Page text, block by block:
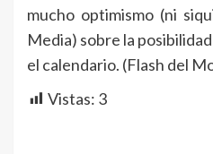
mucho optimismo (ni
Media) sobre la
el calendario. (Flash del
Vistas: 3